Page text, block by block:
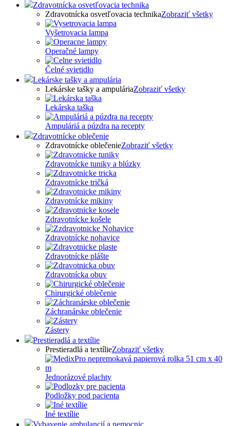
Zdravotnícka osvetľovacia technika
Zdravotnícka osvetľovacia technikaZobraziť všetky
Vyšetrovacia lampa
Operačné lampy
Čelné svietidlo
Lekárske tašky a ampulária
Lekárske tašky a ampuláriaZobraziť všetky
Lekárska taška
Ampuláriá a púzdra na recepty
Zdravotnícke oblečenie
Zdravotnícke oblečenieZobraziť všetky
Zdravotnícke tuniky a blúzky
Zdravotnícke tričká
Zdravotnícke mikiny
Zdravotnícke košele
Zdravotnícke nohavice
Zdravotnícke plášte
Zdravotnícka obuv
Chirurgické oblečenie
Záchranárske oblečenie
Zástery
Prestieradlá a textílie
Prestieradlá a textílieZobraziť všetky
Jednorázové plachty
Podložky pod pacienta
Iné textílie
Vybavenie ambulancií a nemocnic